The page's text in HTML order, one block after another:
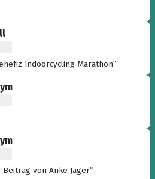
Indoorcycling Marathon“
Beitrag von Anke Jager“